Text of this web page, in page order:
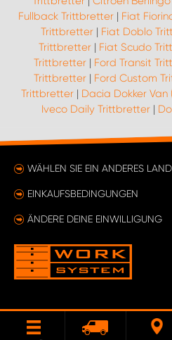
Fullback Trittbretter | Fiat
Trittbretter | Fiat Doblo
Trittbretter | Fiat Scudo
Trittbretter| Ford Transit
Trittbretter | Ford Custom
Trittbretter | Dacia Dokker
Iveco Daily Trittbretter |
WÄHLEN SIE EIN ANDERES LAND
EINKAUFSBEDINGUNGEN
ÄNDERE DEINE EINWILLIGUNG